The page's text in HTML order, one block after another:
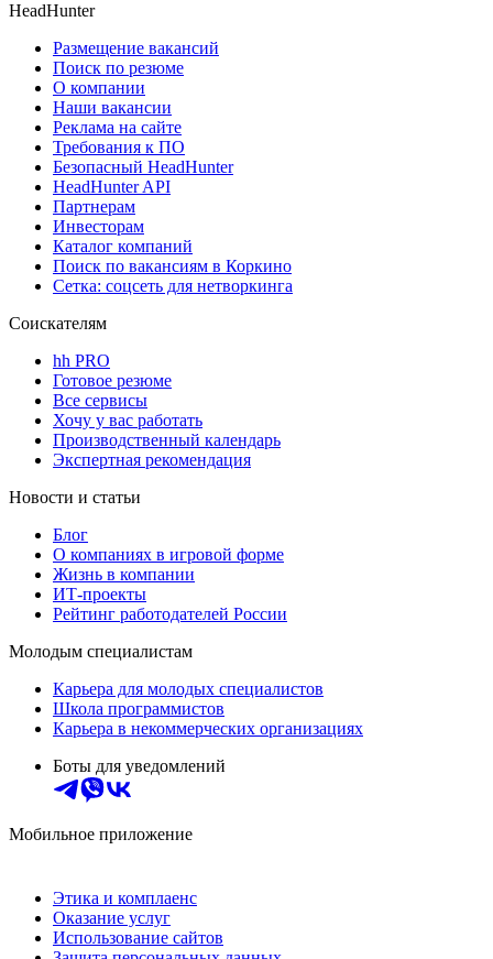
HeadHunter
Размещение вакансий
Поиск по резюме
О компании
Наши вакансии
Реклама на сайте
Требования к ПО
Безопасный HeadHunter
HeadHunter API
Партнерам
Инвесторам
Каталог компаний
Поиск по вакансиям в Коркино
Сетка: соцсеть для нетворкинга
Соискателям
hh PRO
Готовое резюме
Все сервисы
Хочу у вас работать
Производственный календарь
Экспертная рекомендация
Новости и статьи
Блог
О компаниях в игровой форме
Жизнь в компании
ИТ-проекты
Рейтинг работодателей России
Молодым специалистам
Карьера для молодых специалистов
Школа программистов
Карьера в некоммерческих организациях
Боты для уведомлений
Мобильное приложение
Этика и комплаенс
Оказание услуг
Использование сайтов